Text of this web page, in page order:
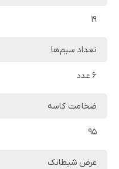
19
تعداد سیم‌ها
6 عدد
ضخامت کاسه
95
عرض شیطانک